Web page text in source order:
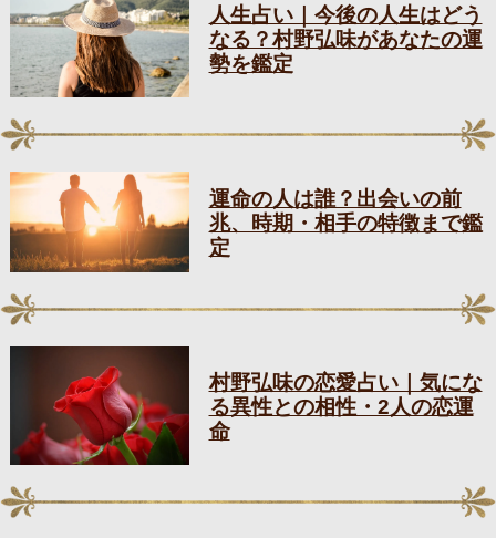
人生占い｜今後の人生はどう
なる？村野弘味があなたの運
勢を鑑定
運命の人は誰？出会いの前
兆、時期・相手の特徴まで鑑
定
村野弘味の恋愛占い｜気にな
る異性との相性・2人の恋運
命